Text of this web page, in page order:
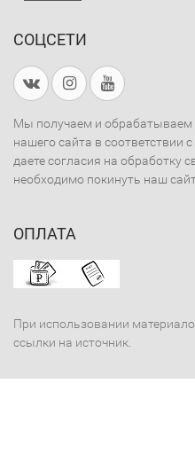
СОЦСЕТИ
Мы получаем и обрабатываем
нашего сайта в соответствии с
даете согласия на обработку
необходимо покинуть наш
ОПЛАТА
При использовании
ссылки на источник.